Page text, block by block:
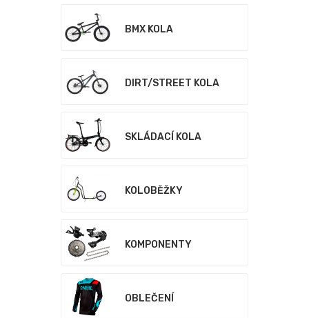
BMX KOLA
DIRT/STREET KOLA
SKLÁDACÍ KOLA
KOLOBĚŽKY
KOMPONENTY
OBLEČENÍ